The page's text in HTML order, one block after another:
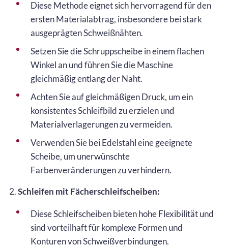
Diese Methode eignet sich hervorragend für den
ersten Materialabtrag, insbesondere bei stark
ausgeprägten Schweißnähten.
Setzen Sie die Schruppscheibe in einem flachen
Winkel an und führen Sie die Maschine
gleichmäßig entlang der Naht.
Achten Sie auf gleichmäßigen Druck, um ein
konsistentes Schleifbild zu erzielen und
Materialverlagerungen zu vermeiden.
Verwenden Sie bei Edelstahl eine geeignete
Scheibe, um unerwünschte
Farbenveränderungen zu verhindern.
2.Schleifen mit Fächerschleifscheiben:
Diese Schleifscheiben bieten hohe Flexibilität und
sind vorteilhaft für komplexe Formen und
Konturen von Schweißverbindungen.